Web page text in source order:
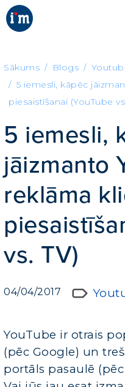
Sākums Blogs
5 iemesli, kāpēc
piesaistīšanai (YouTube
5 iemesli,
jāizmanto
reklāma
vs. TV)
04/04/2017
YouTube ir otrais
(pēc Google) un
portāls pasaulē